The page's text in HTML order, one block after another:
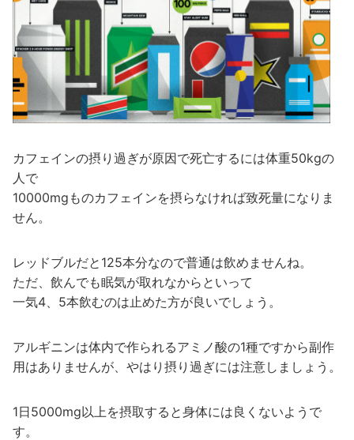
カフェインの摂り過ぎが原因で死亡するには体重50kgの
人で
10000mgものカフェインを摂らなければ致死量になりま
せん。
レッドブルだと125本分なので普通は飲めませんね。
ただ、飲んでも眠気が取れなからといって
一気4、5本飲むのは止めた方が良いでしょう。
アルギニンは体内で作られるアミノ酸の1種ですから副作
用はありませんが、やはり摂り過ぎには注意しましょう。
1日5000mg以上を摂取すると身体には良くないようで
す。